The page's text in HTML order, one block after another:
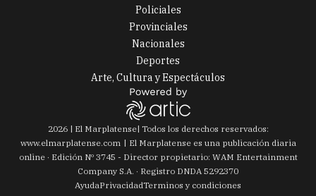
Policiales
Provinciales
Nacionales
Deportes
Arte, Cultura y Espectáculos
2026| El Marplatense| Todos los derechos reservados:
www.elmarplatense.com
El Marplatense es una publicación diaria
online · Edición Nº 3745 - Director propietario: WAM Entertainment
Company S.A. · Registro DNDA 5292370
AyudaPrivacidadTerminos y condiciones